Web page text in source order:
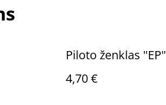
Piloto ženklas "EP"
4,70 €